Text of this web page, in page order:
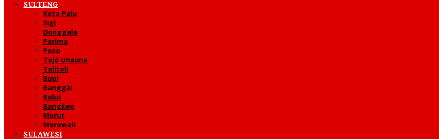
SULTENG
Kota Palu
Sigi
Donggala
Parimo
Poso
Tojo Unauna
Tolitoli
Buol
Banggai
Balut
Bangkep
Morut
Morowali
SULAWESI